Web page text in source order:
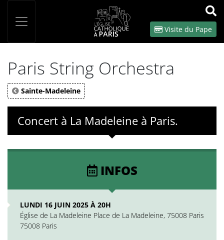
OK
Visite du Pape
Paris String Orchestra
Sainte-Madeleine
Concert à La Madeleine à Paris.
INFOS
LUNDI 16 JUIN 2025 À 20H
Église de La Madeleine Place de La Madeleine, 75008 Paris
75008 Paris
Panneau de gestion des cookies